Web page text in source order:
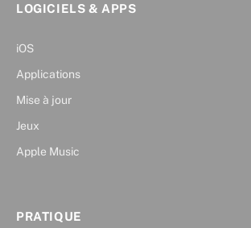
LOGICIELS & APPS
iOS
Applications
Mise à jour
Jeux
Apple Music
PRATIQUE